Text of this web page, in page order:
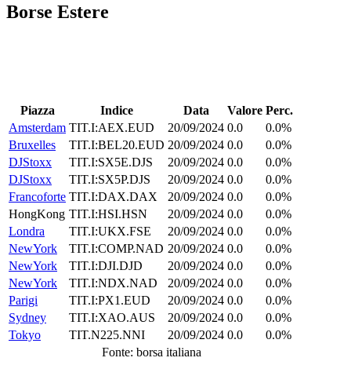
Borse Estere
Piazza Indice Data Valore Perc.
Amsterdam TIT.I:AEX.EUD 20/09/2024 0.0
0.0%
Bruxelles
TIT.I:BEL20.EUD 20/09/2024 0.0
0.0%
DJStoxx
TIT.I:SX5E.DJS 20/09/2024 0.0
0.0%
DJStoxx
TIT.I:SX5P.DJS 20/09/2024 0.0
0.0%
Francoforte TIT.I:DAX.DAX 20/09/2024 0.0
0.0%
HongKong TIT.I:HSI.HSN 20/09/2024 0.0
0.0%
Londra
TIT.I:UKX.FSE 20/09/2024 0.0
0.0%
NewYork
TIT.I:COMP.NAD 20/09/2024 0.0
0.0%
NewYork
TIT.I:DJI.DJD 20/09/2024 0.0
0.0%
NewYork
TIT.I:NDX.NAD 20/09/2024 0.0
0.0%
Parigi
TIT.I:PX1.EUD 20/09/2024 0.0
0.0%
Sydney
TIT.I:XAO.AUS 20/09/2024 0.0
0.0%
Tokyo
TIT.N225.NNI 20/09/2024 0.0
0.0%
Fonte: borsa italiana